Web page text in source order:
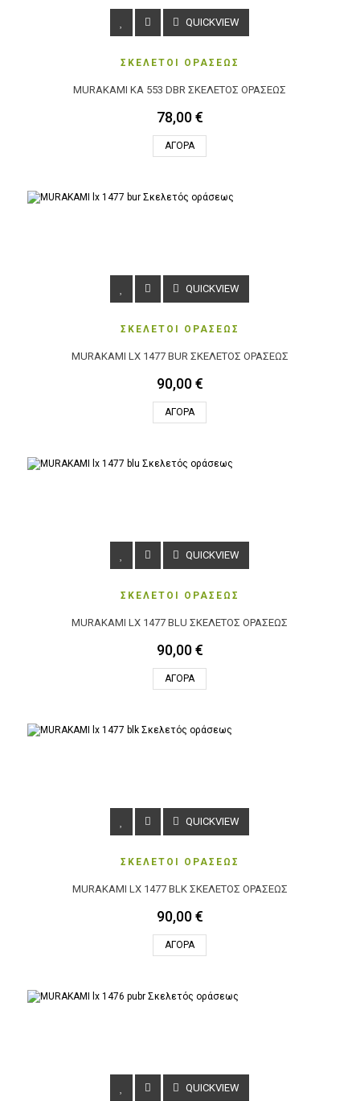
QUICKVIEW
ΣΚΕΛΕΤΟΙ ΟΡΑΣΕΩΣ
MURAKAMI KA 553 DBR ΣΚΕΛΕΤΌΣ ΟΡΆΣΕΩΣ
78,00 €
ΑΓΟΡΆ
QUICKVIEW
ΣΚΕΛΕΤΟΙ ΟΡΑΣΕΩΣ
MURAKAMI LX 1477 BUR ΣΚΕΛΕΤΌΣ ΟΡΆΣΕΩΣ
90,00 €
ΑΓΟΡΆ
QUICKVIEW
ΣΚΕΛΕΤΟΙ ΟΡΑΣΕΩΣ
MURAKAMI LX 1477 BLU ΣΚΕΛΕΤΌΣ ΟΡΆΣΕΩΣ
90,00 €
ΑΓΟΡΆ
QUICKVIEW
ΣΚΕΛΕΤΟΙ ΟΡΑΣΕΩΣ
MURAKAMI LX 1477 BLK ΣΚΕΛΕΤΌΣ ΟΡΆΣΕΩΣ
90,00 €
ΑΓΟΡΆ
QUICKVIEW